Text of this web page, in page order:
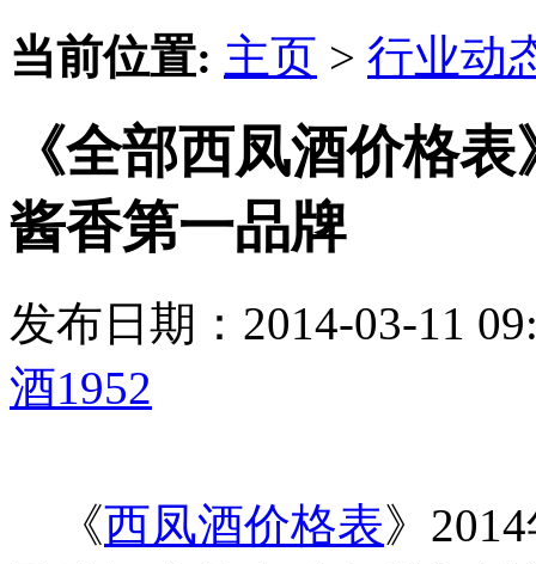
当前位置: 主页 > 行业动
《全部西凤酒价格
酱香第一品牌
发布日期：2014-03-11
酒1952
《西凤酒价格表》